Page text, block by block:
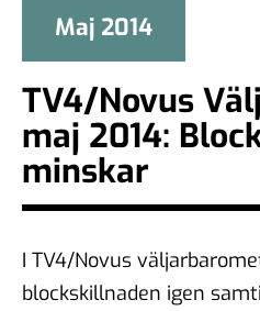
Maj 2014
TV4/Novus
maj 2014:
minskar
I TV4/Novus
blockskillnaden igen